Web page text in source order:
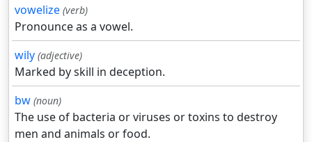
vowelize (verb)
Pronounce as a vowel.
wily (adjective)
Marked by skill in deception.
bw (noun)
The use of bacteria or viruses or toxins to destroy
men and animals or food.